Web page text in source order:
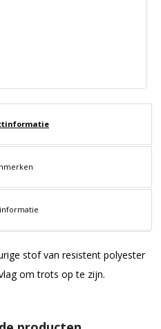
stof van resistent polyester
om trots op te zijn.